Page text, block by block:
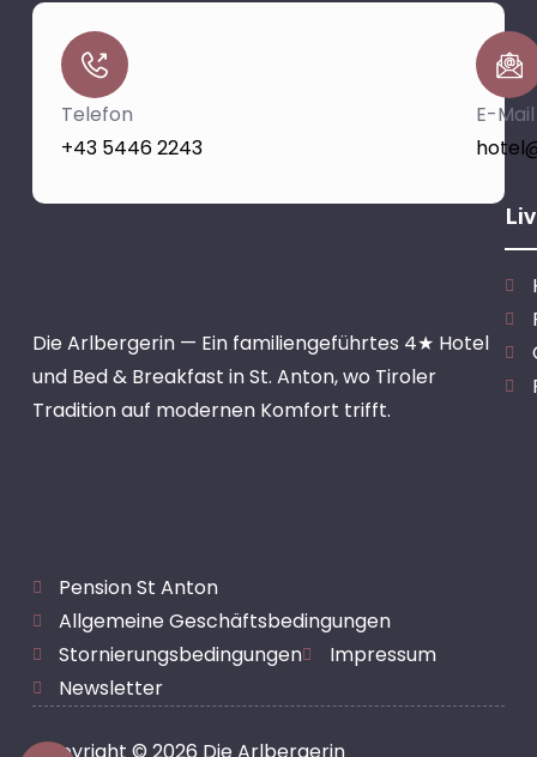
Telefon
+43 5446 2243
E-Mail
Die Arlbergerin — Ein familiengeführtes 4★ Hotel
und Bed & Breakfast in St. Anton, wo Tiroler
Tradition auf modernen Komfort trifft.
Pension St Anton
Allgemeine Geschäftsbedingungen
Stornierungsbedingungen
Impressum
Newsletter